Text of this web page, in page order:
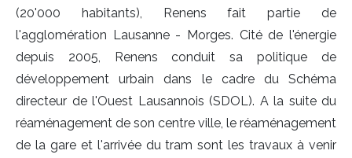
(20'000 habitants), Renens fait partie de
l'agglomération Lausanne - Morges. Cité de l'énergie
depuis 2005, Renens conduit sa politique de
développement urbain dans le cadre du Schéma
directeur de l'Ouest Lausannois (SDOL). A la suite du
réaménagement de son centre ville, le réaménagement
de la gare et l'arrivée du tram sont les travaux à venir